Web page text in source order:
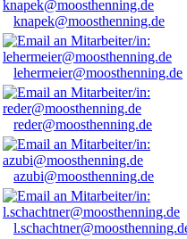
knapek@moosthenning.de
lehermeier@moosthenning.de
reder@moosthenning.de
azubi@moosthenning.de